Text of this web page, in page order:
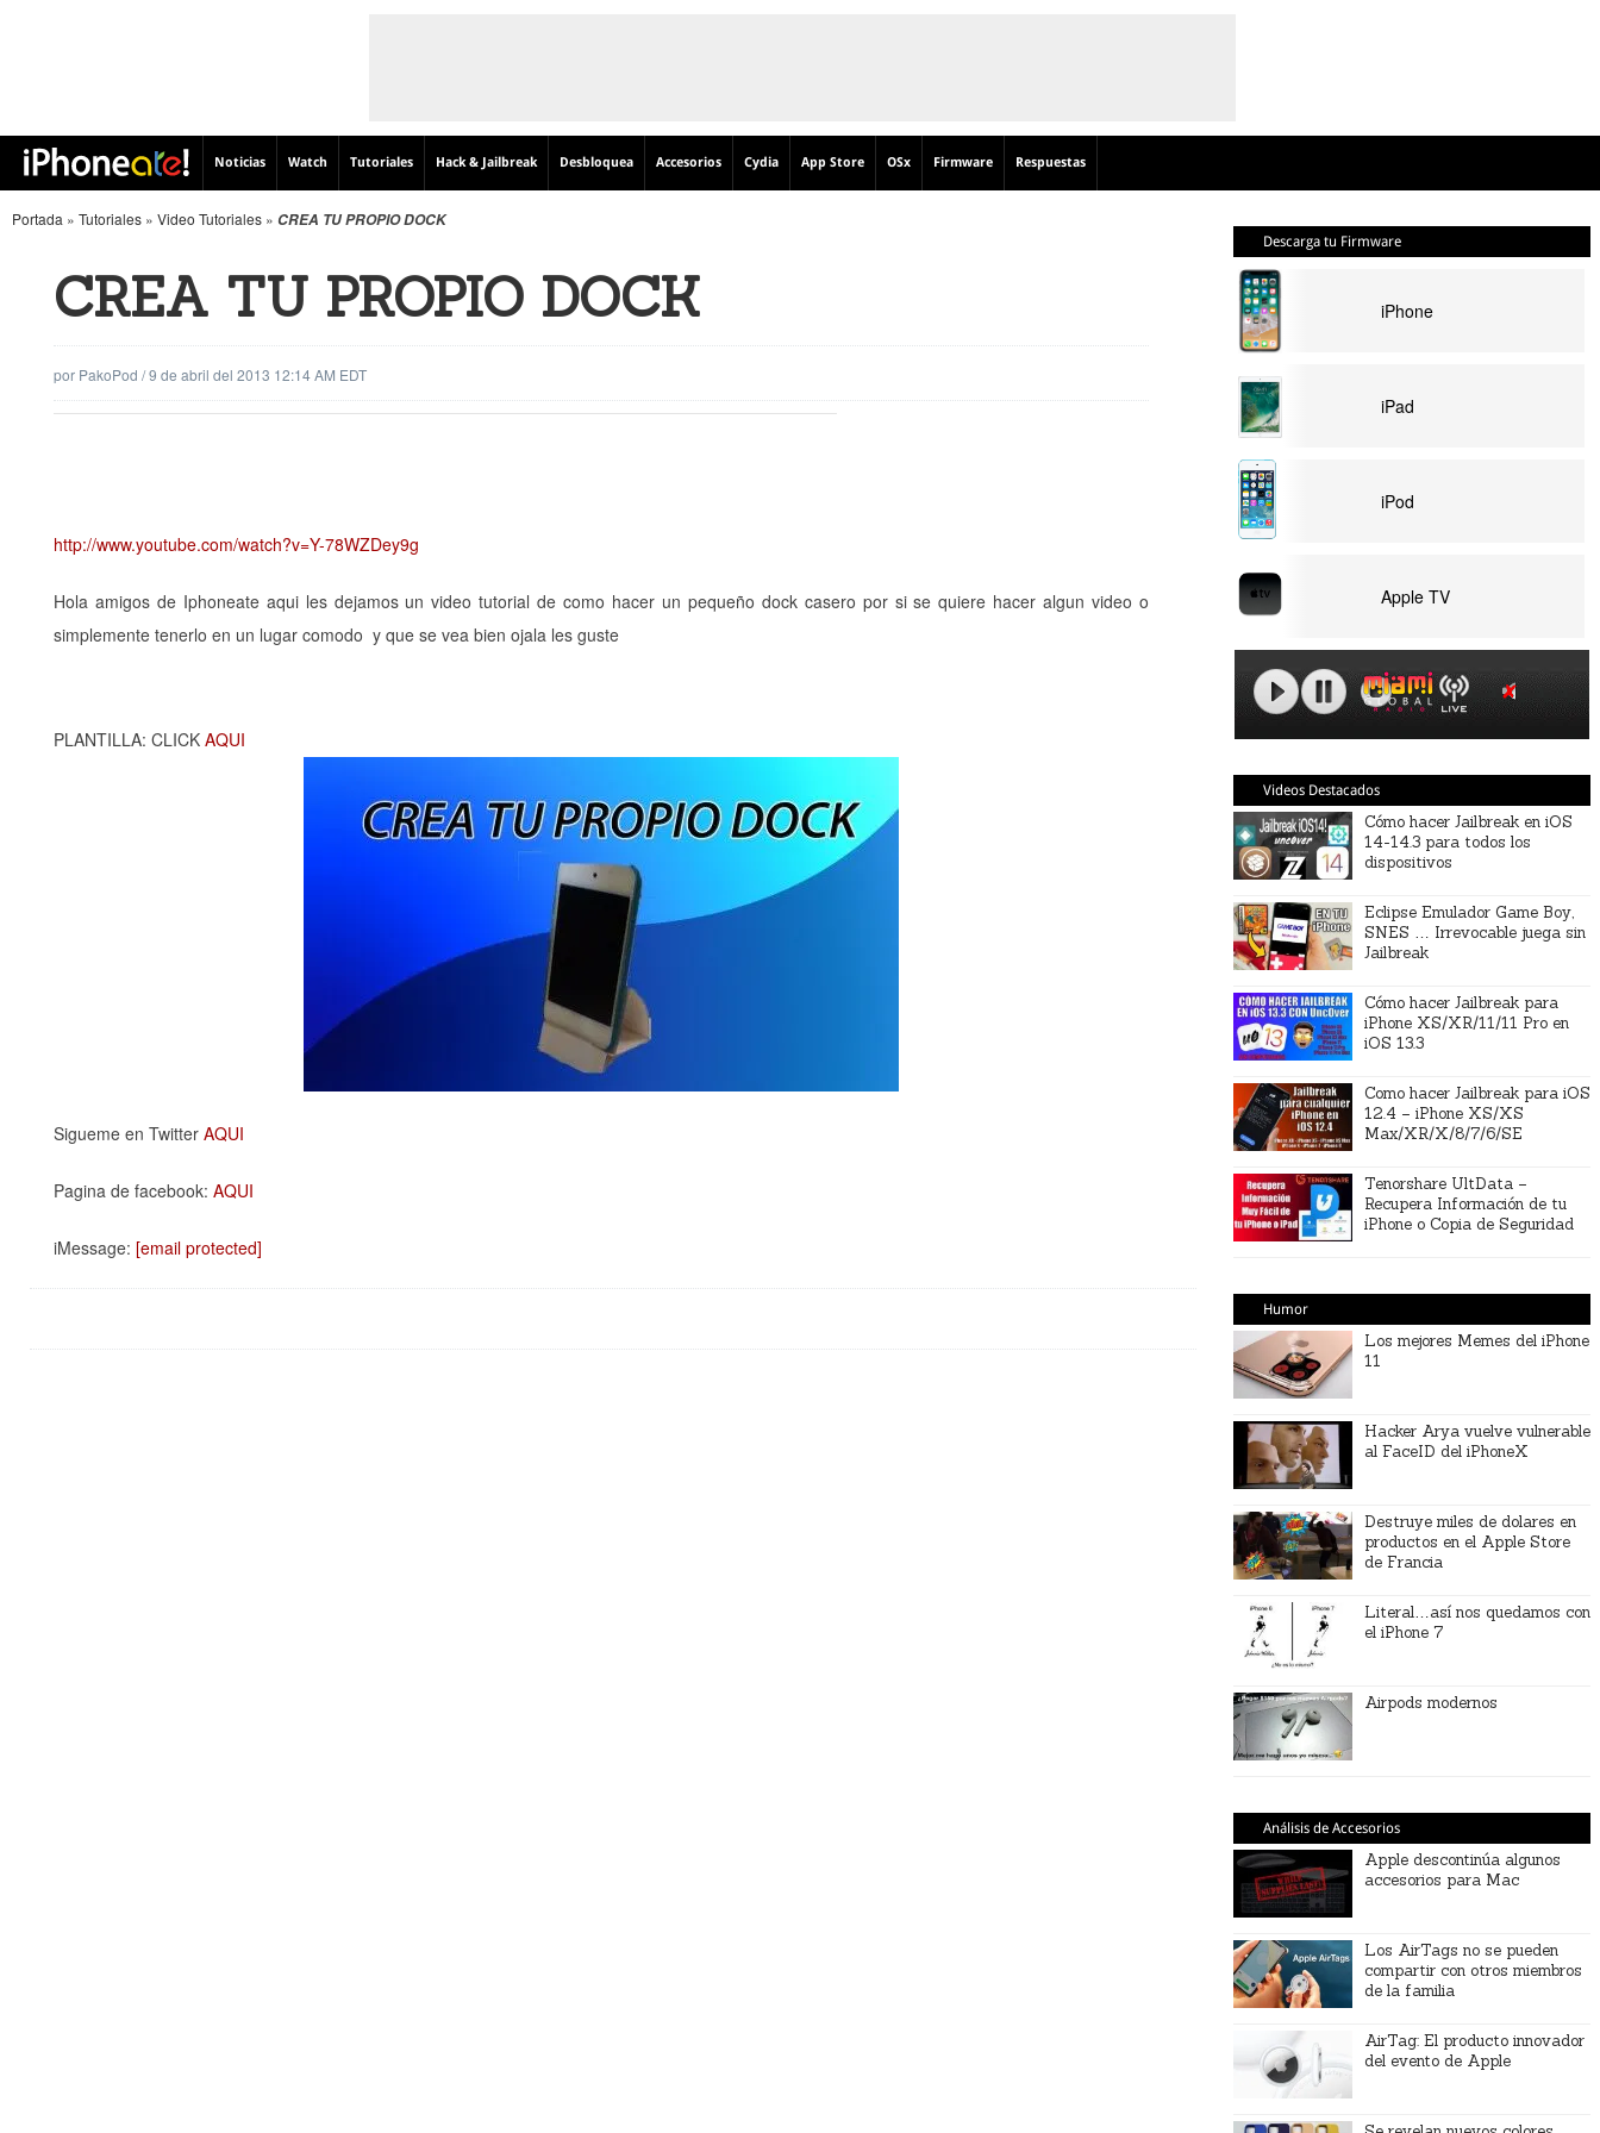
Noticias Watch Tutoriales Hack & Jailbreak Desbloquea Accesorios Cydia App Store OSx Firmware Respuestas
Portada » Tutoriales » Video Tutoriales » CREA TU PROPIO DOCK
CREA TU PROPIO DOCK
por PakoPod /9 de abril del 2013 12:14 AM EDT
http://www.youtube.com/watch?v=Y-78WZDey9g
Hola amigos de Iphoneate aqui les dejamos un video tutorial de como hacer un pequeño dock casero por si se quiere hacer algun video o
simplemente tenerlo en un lugar comodo y que se vea bien ojala les guste
PLANTILLA: CLICK AQUI
Sigueme en Twitter AQUI
Pagina de facebook: AQUI
iMessage: [email protected]
Descarga tu Firmware
iPhone
iPad
iPod
Apple TV
Videos Destacados
Cómo hacer Jailbreak en iOS
14-14.3 para todos los
dispositivos
Eclipse Emulador Game Boy,
SNES … Irrevocable juega sin
Jailbreak
Cómo hacer Jailbreak para
iPhone XS/XR/11/11 Pro en
iOS 13.3
Como hacer Jailbreak para iOS
12.4 – iPhone XS/XS
Max/XR/X/8/7/6/SE
Tenorshare UltData –
Recupera Información de tu
iPhone o Copia de Seguridad
Humor
Los mejores Memes del iPhone
11
Hacker Arya vuelve vulnerable
al FaceID del iPhoneX
Destruye miles de dolares en
productos en el Apple Store
de Francia
Literal…así nos quedamos con
el iPhone 7
Airpods modernos
Análisis de Accesorios
Apple descontinúa algunos
accesorios para Mac
Los AirTags no se pueden
compartir con otros miembros
de la familia
AirTag: El producto innovador
del evento de Apple